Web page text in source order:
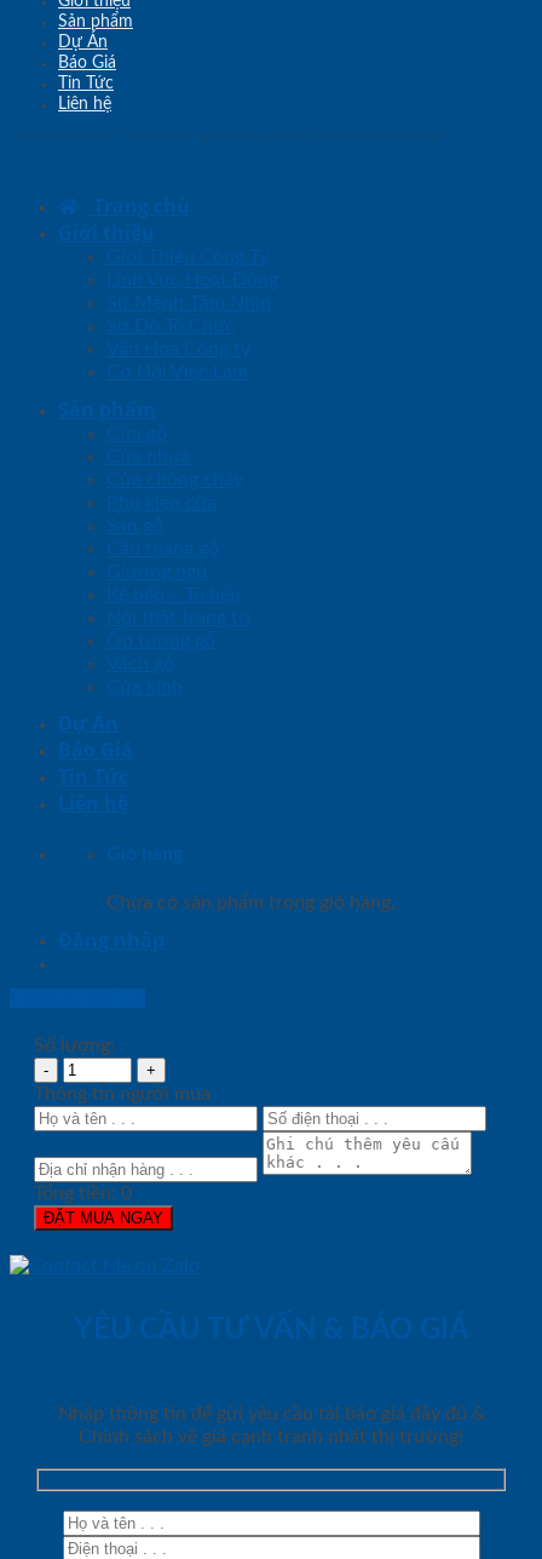
Sản phẩm
Dự Án
Báo Giá
Tin Tức
Liên hệ
Trang chủ
Giới thiệu
Giới Thiệu Công Ty
Lĩnh Vực Hoạt Động
Sứ Mệnh Tầm Nhìn
Sơ Đồ Tổ Chức
Văn Hóa Công ty
Cơ Hội Việc Làm
Sản phẩm
Cửa gỗ
Cửa nhựa
Cửa chống cháy
Phụ kiện cửa
Sàn gỗ
Cầu thang gỗ
Giường ngủ
Kệ bếp – Tủ bếp
Nội thất trang trí
Ốp tường gỗ
Vách gỗ
Cửa kính
Dự Án
Báo Giá
Tin Tức
Liên hệ
Giỏ hàng
Chưa có sản phẩm trong giỏ hàng.
Đăng nhập
Số lượng:
Thông tin người mua
Tổng tiền: 0
ĐẶT MUA NGAY
YÊU CẦU TƯ VẤN & BÁO GIÁ
Nhập thông tin để gửi yêu cầu tải báo giá đầy đủ &
Chính sách về giá cạnh tranh nhất thị trường!